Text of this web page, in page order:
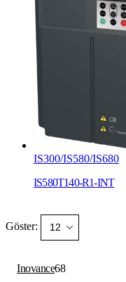
IS300/IS580/IS680
IS580T140-R1-INT
Göster:
Inovance6868
ürün